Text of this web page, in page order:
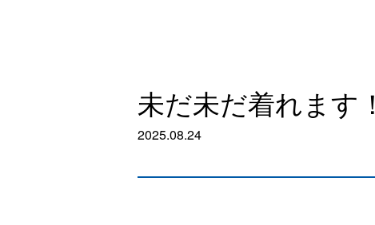
未だ未だ着れます！
2025.08.24